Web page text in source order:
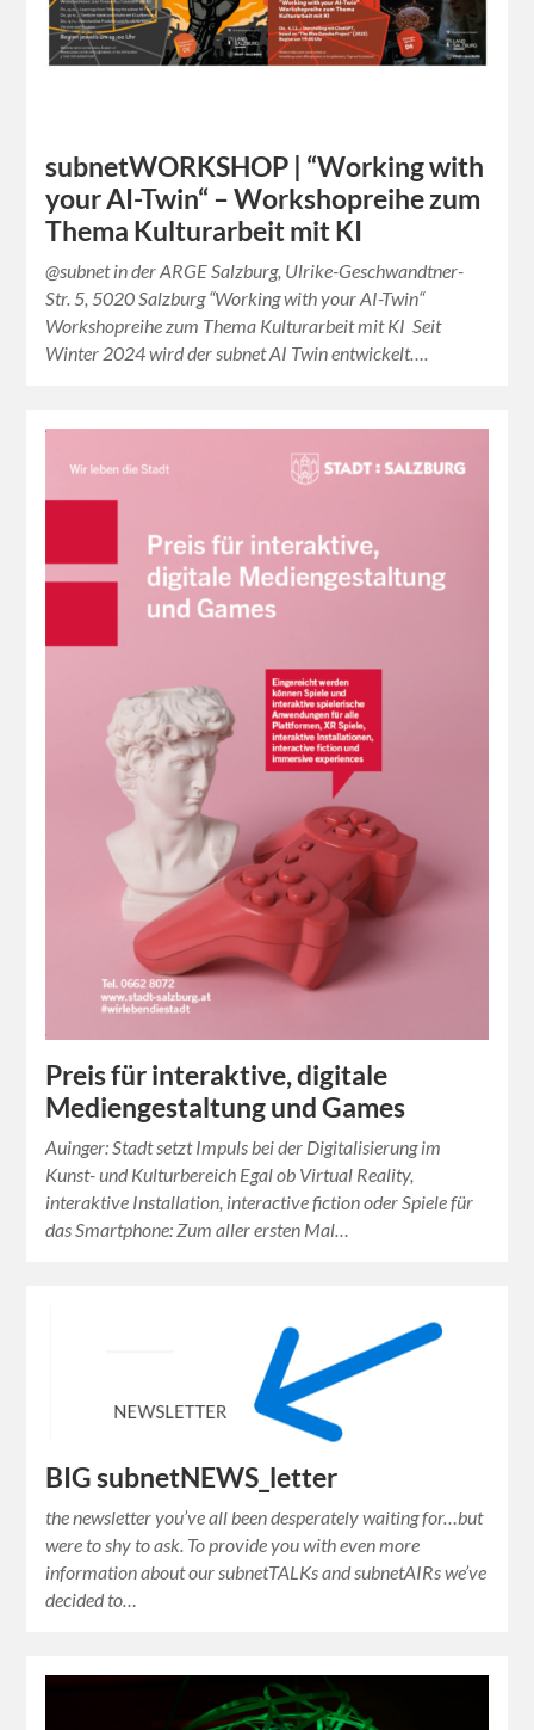
subnetWORKSHOP | “Working with
your AI-Twin“ – Workshopreihe zum
Thema Kulturarbeit mit KI
@subnet in der ARGE Salzburg, Ulrike-Geschwandtner-
Str. 5, 5020 Salzburg “Working with your AI-Twin“
Workshopreihe zum Thema Kulturarbeit mit KI Seit
Winter 2024 wird der subnet AI Twin entwickelt….
Preis für interaktive, digitale
Mediengestaltung und Games
Auinger: Stadt setzt Impuls bei der Digitalisierung im
Kunst- und Kulturbereich Egal ob Virtual Reality,
interaktive Installation, interactive fiction oder Spiele für
das Smartphone: Zum aller ersten Mal…
BIG subnetNEWS_letter
the newsletter you’ve all been desperately waiting for…but
were to shy to ask. To provide you with even more
information about our subnetTALKs and subnetAIRs we’ve
decided to…